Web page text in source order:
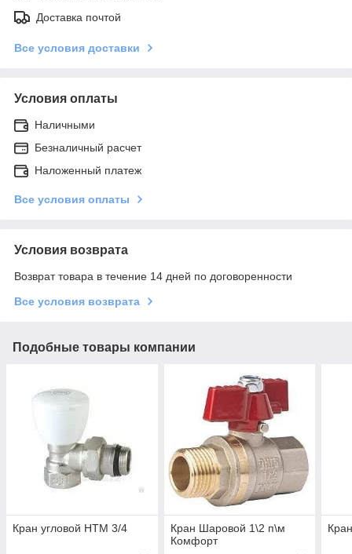
Доставка почтой
Все условия доставки
Условия оплаты
Наличными
Безналичный расчет
Наложенный платеж
Все условия оплаты
Условия возврата
Возврат товара в течение 14 дней по договоренности
Все условия возврата
Подобные товары компании
Кран угловой HTM 3/4
Кран Шаровой 1\2 п\м
Комфорт